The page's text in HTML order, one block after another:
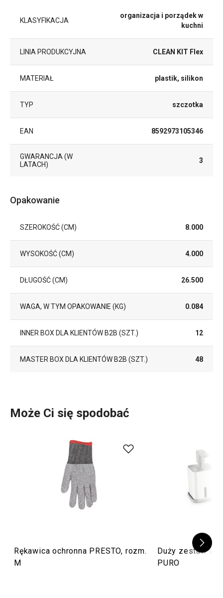
KLASYFIKACJA
organizacja i porządek w
kuchni
LINIA PRODUKCYJNA CLEAN KIT Flex
MATERIAŁ plastik, silikon
TYP szczotka
EAN 8592973105346
GWARANCJA (W
LATACH)
3
Opakowanie
SZEROKOŚĆ (CM) 8.000
WYSOKOŚĆ (CM) 4.000
DŁUGOŚĆ (CM) 26.500
WAGA, W TYM OPAKOWANIE (KG) 0.084
INNER BOX DLA KLIENTÓW B2B (SZT.) 12
MASTER BOX DLA KLIENTÓW B2B (SZT.) 48
Może Ci się spodobać
Rękawica ochronna PRESTO, rozm.
M
Duży zestaw do
PURO